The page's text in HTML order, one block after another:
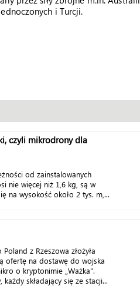
i Turcji.
czyli mikrodrony dla
od zainstalowanych
nie więcej niż 1,6 kg, są w
na wysokość około 2 tys. m,...
z Rzeszowa złożyła
ofertę na dostawę do wojska
o kryptonimie „Ważka”.
każdy składający się ze stacji...